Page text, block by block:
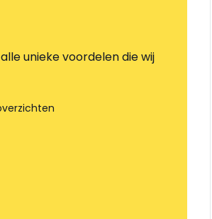
unieke voordelen die wij